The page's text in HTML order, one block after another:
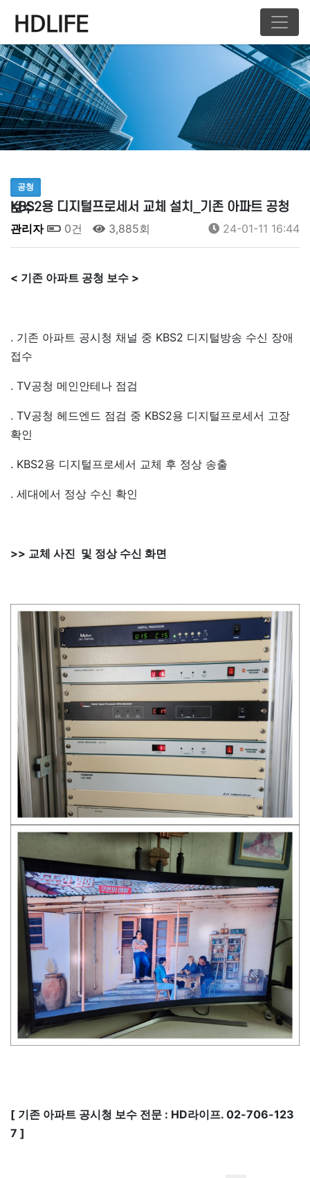
공청
KBS2용 디지털프로세서 교체 설치_기존 아파트 공청 보수
관리자 0건 3,885회 24-01-11 16:44
< 기존 아파트 공청 보수 >
. 기존 아파트 공시청 채널 중 KBS2 디지털방송 수신 장애
접수
. TV공청 메인안테나 점검
. TV공청 헤드엔드 점검 중 KBS2용 디지털프로세서 고장
확인
. KBS2용 디지털프로세서 교체 후 정상 송출
. 세대에서 정상 수신 확인
>> 교체 사진 및 정상 수신 화면
[ 기존 아파트 공시청 보수 전문 : HD라이프. 02-706-123
7 ]